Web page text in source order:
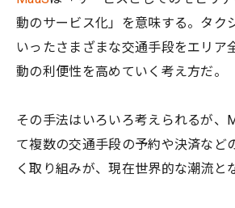
動のサービス化」を意味する。タク
いったさまざまな交通手段をエリア
動の利便性を高めていく考え方だ。
その手法はいろいろ考えられるが、
て複数の交通手段の予約や決済など
く取り組みが、現在世界的な潮流と